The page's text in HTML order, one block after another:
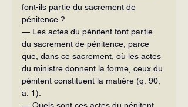
font-ils partie du sacrement de
pénitence ?
— Les actes du pénitent font partie
du sacrement de pénitence, parce
que, dans ce sacrement, où les actes
du ministre donnent la forme, ceux du
pénitent constituent la matière (q. 90,
a. 1).
— Quels sont ces actes du pénitent